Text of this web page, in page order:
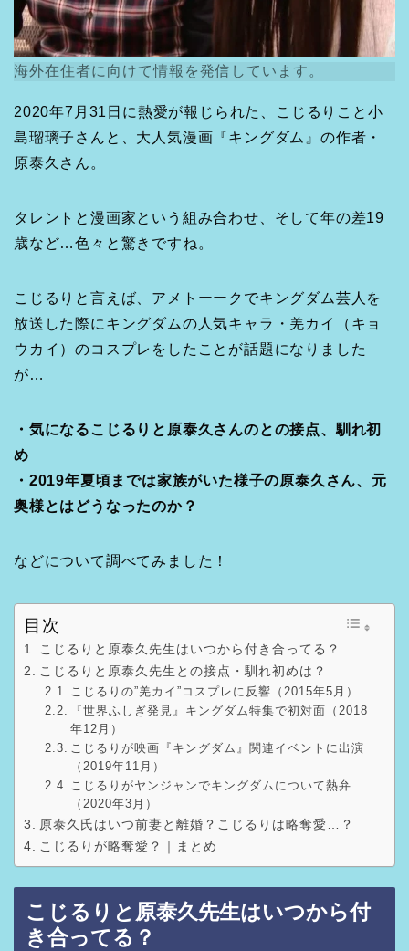
海外在住者に向けて情報を発信しています。
2020年7月31日に熱愛が報じられた、こじるりこと小
島瑠璃子さんと、大人気漫画『キングダム』の作者・
原泰久さん。
タレントと漫画家という組み合わせ、そして年の差19
歳など…色々と驚きですね。
こじるりと言えば、アメトーークでキングダム芸人を
放送した際にキングダムの人気キャラ・羌カイ（キョ
ウカイ）のコスプレをしたことが話題になりました
が…
・気になるこじるりと原泰久さんのとの接点、馴れ初
め
・2019年夏頃までは家族がいた様子の原泰久さん、元
奥様とはどうなったのか？
などについて調べてみました！
目次
こじるりと原泰久先生はいつから付き合ってる？
こじるりと原泰久先生との接点・馴れ初めは？
こじるりの”羌カイ”コスプレに反響（2015年5月）
『世界ふしぎ発見』キングダム特集で初対面（2018
年12月）
こじるりが映画『キングダム』関連イベントに出演
（2019年11月）
こじるりがヤンジャンでキングダムについて熱弁
（2020年3月）
原泰久氏はいつ前妻と離婚？こじるりは略奪愛…？
こじるりが略奪愛？｜まとめ
こじるりと原泰久先生はいつから付
き合ってる？